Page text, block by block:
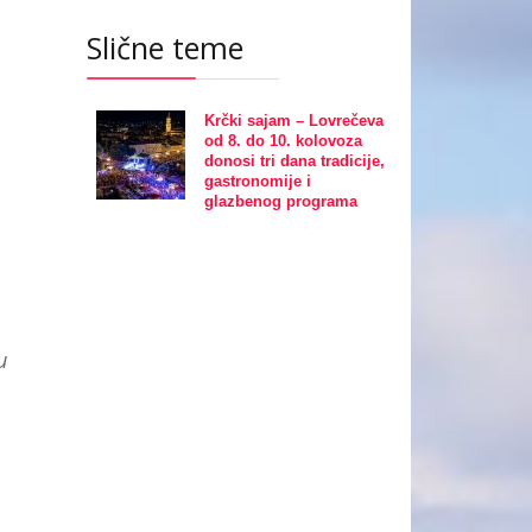
Slične teme
Krčki sajam – Lovrečeva
od 8. do 10. kolovoza
donosi tri dana tradicije,
gastronomije i
glazbenog programa